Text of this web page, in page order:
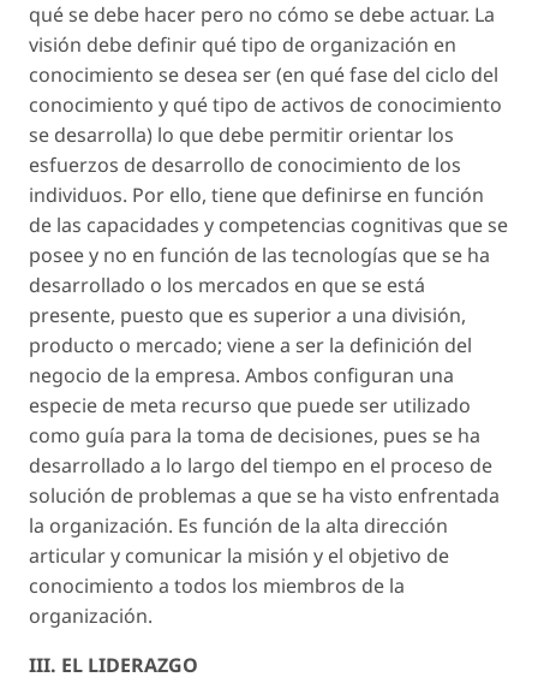
qué se debe hacer pero no cómo se debe actuar. La
visión debe definir qué tipo de organización en
conocimiento se desea ser (en qué fase del ciclo del
conocimiento y qué tipo de activos de conocimiento
se desarrolla) lo que debe permitir orientar los
esfuerzos de desarrollo de conocimiento de los
individuos. Por ello, tiene que definirse en función
de las capacidades y competencias cognitivas que se
posee y no en función de las tecnologías que se ha
desarrollado o los mercados en que se está
presente, puesto que es superior a una división,
producto o mercado; viene a ser la definición del
negocio de la empresa. Ambos configuran una
especie de meta recurso que puede ser utilizado
como guía para la toma de decisiones, pues se ha
desarrollado a lo largo del tiempo en el proceso de
solución de problemas a que se ha visto enfrentada
la organización. Es función de la alta dirección
articular y comunicar la misión y el objetivo de
conocimiento a todos los miembros de la
organización.
III. EL LIDERAZGO